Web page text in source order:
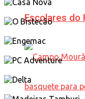
Escolares do